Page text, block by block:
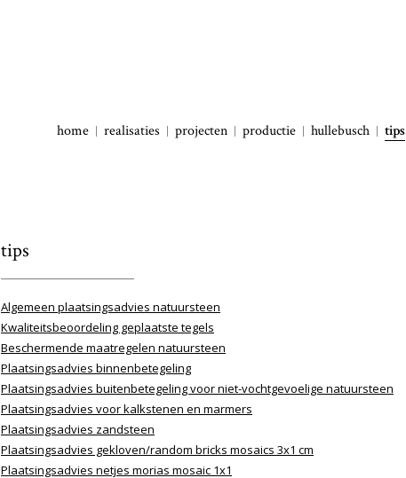
home realisaties projecten productie hullebusch tips
tips
Algemeen plaatsingsadvies natuursteen
Kwaliteitsbeoordeling geplaatste tegels
Beschermende maatregelen natuursteen
Plaatsingsadvies binnenbetegeling
Plaatsingsadvies buitenbetegeling voor niet-vochtgevoelige natuursteen
Plaatsingsadvies voor kalkstenen en marmers
Plaatsingsadvies zandsteen
Plaatsingsadvies gekloven/random bricks mosaics 3x1 cm
Plaatsingsadvies netjes morias mosaic 1x1